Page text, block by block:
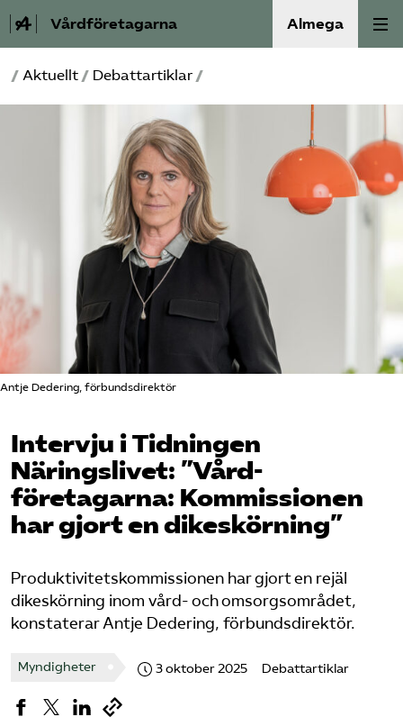
Vårdföretagarna Almega
Välfärdskriminalitet
Medlemskap
Aktiviteter
Våra frågor
Om oss
Kontakt
Mina sidor
Privat Vårdfakta
Bli medlem
Logga in på Arbetsgivarguiden
/ Aktuellt / Debattartiklar /
Antje Dedering, förbundsdirektör
Intervju i Tidningen
Näringslivet: ”Vård­
företagarna: Kommissionen
har gjort en dikeskörning”
Produktivitetskommissionen har gjort en rejäl
dikeskörning inom vård- och omsorgsområdet,
konstaterar Antje Dedering, förbundsdirektör.
Myndigheter 3 oktober 2025 Debattartiklar